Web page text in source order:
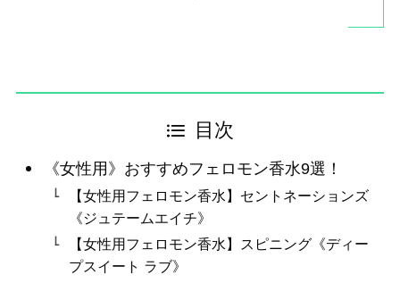
目次
《女性用》おすすめフェロモン香水9選！
【女性用フェロモン香水】セントネーションズ
《ジュテームエイチ》
【女性用フェロモン香水】スピニング《ディー
プスイート ラブ》